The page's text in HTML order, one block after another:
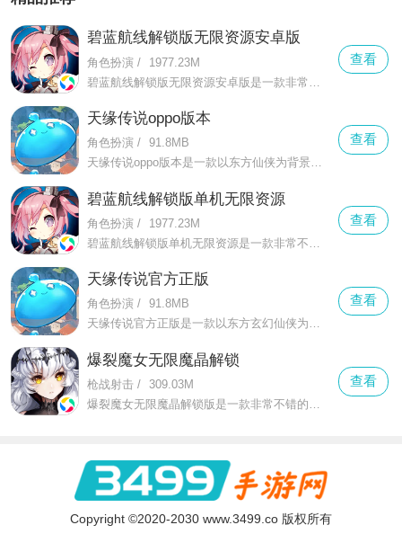
碧蓝航线解锁版无限资源安卓版
角色扮演 /
1977.23M
查看
天缘传说oppo版本
角色扮演 / 91.8MB
天缘传说oppo版本是一款以东方仙侠为背景的3D-MMORPG手游，采用全新引擎打造出媲美端游品质的开放世界。游戏以光神天尊创世后天地秩序崩坏为背景
查看
碧蓝航线解锁版单机无限资源
角色扮演 /
1977.23M
查看
天缘传说官方正版
角色扮演 / 91.8MB
天缘传说官方正版是一款以东方玄幻仙侠为背景的大型MMORPG手游，采用U3D引擎打造，融合了开放世界探索、自由职业养成、百人同屏团战等核心玩法。
查看
爆裂魔女无限魔晶解锁
枪战射击 /
309.03M
查看
Copyright ©2020-2030 www.3499.co 版权所有